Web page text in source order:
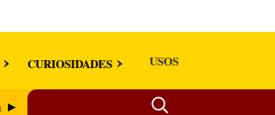
CURIOSIDADES USOS
►